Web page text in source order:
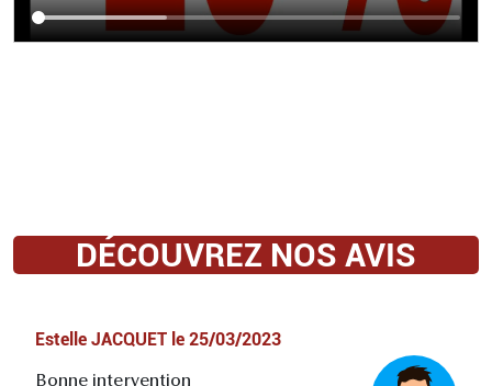
DÉCOUVREZ NOS AVIS
Estelle JACQUET le 25/03/2023
Bonne intervention